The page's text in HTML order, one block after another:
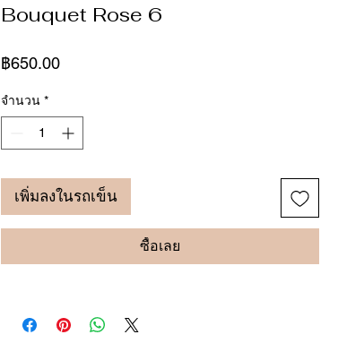
Bouquet Rose 6
฿650.00ราคา
จำนวน *
เพิ่มลงในรถเข็น
ซื้อเลย